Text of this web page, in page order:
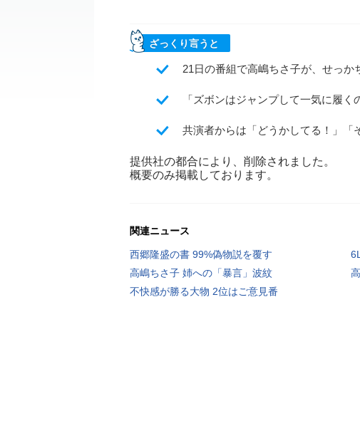
ざっくり言うと
21日の番組で高嶋ちさ子が、せっ
「ズボンはジャンプして一気に履
共演者からは「どうかしてる！」「
提供社の都合により、削除されました。
概要のみ掲載しております。
関連ニュース
西郷隆盛の書 99%偽物説を覆す
高嶋ちさ子 姉への「暴言」波紋
不快感が勝る大物 2位はご意見番